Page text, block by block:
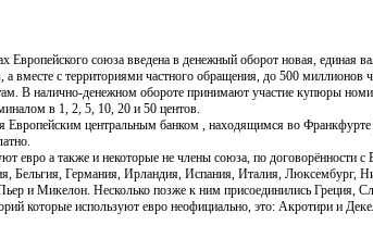
Европейского союза введена в денежный оборот новая, единая
вместе с территориями частного обращения, до 500 миллионов
В налично-денежном обороте принимают участие купюры
в 1, 2, 5, 10, 20 и 50 центов.
Европейским центральным банком , находящимся во
евро а также и некоторые не члены союза, по договорённости
Бельгия, Германия, Ирландия, Испания, Италия, Люксембург,
и Микелон. Несколько позже к ним присоединились Греция,
которые используют евро неофициально, это: Акротири и